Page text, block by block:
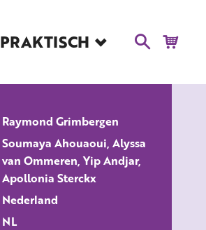
PRAKTISCH
Blog
Educatie
Kaartverkoop en
Tarieven
Over Het Ketelhuis
Vacatures
ALLE FILMS
Raymond Grimbergen
Soumaya Ahouaoui, Alyssa
van Ommeren, Yip Andjar,
Apollonia Sterckx
Nederland
NL